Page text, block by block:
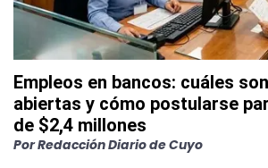
Empleos en bancos: cuáles
abiertas y cómo postularse
de $2,4 millones
PorRedacción Diario de Cuyo